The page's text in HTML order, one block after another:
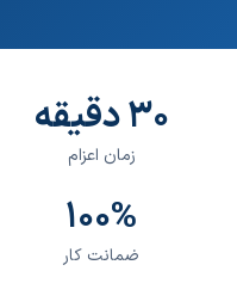
۳۰ دقیقه
زمان اعزام
۱۰۰%
ضمانت کار